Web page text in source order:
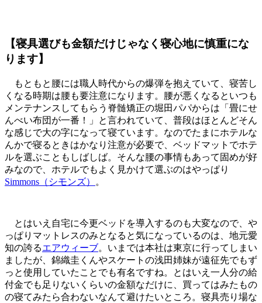
【寝具選びも金額だけじゃなく寝心地に慎重にな
ります】
もともと腰には職人時代からの爆弾を抱えていて、寝苦し
くなる時期は腰も要注意になります。腰が悪くなるといつも
メンテナンスしてもらう脊髄矯正の堀田パパからは「畳にせ
んべい布団が一番！」と言われていて、普段はほとんどそん
な感じで大の字になって寝ています。なのでたまにホテルな
んかで寝るときはかなり注意が必要で、ベッドマットでホテ
ルを選ぶこともしばしば。そんな腰の事情もあって固めが好
みなので、ホテルでもよく見かけて選ぶのはやっぱり
Simmons（シモンズ）
。
とはいえ自宅に今更ベッドを導入するのも大変なので、や
っぱりマットレスのみとなると気になっているのは、地元愛
知の誇るエアウィーブ。いまでは本社は東京に行ってしまい
ましたが、錦織圭くんやスケートの浅田姉妹が遠征先でもず
っと使用していたことでも有名ですね。とはいえ一人分の給
付金でも足りないくらいの金額なだけに、買ってはみたもの
の寝てみたら合わないなんて避けたいところ。寝具売り場な